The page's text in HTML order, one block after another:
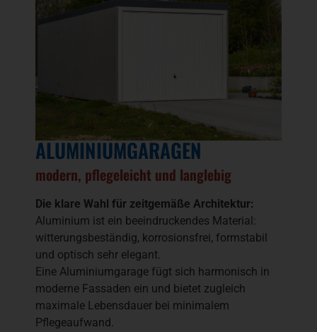
ALUMINIUMGARAGEN
modern, pflegeleicht und langlebig
Die klare Wahl für zeitgemäße Architektur:
Aluminium ist ein beeindruckendes Material:
witterungsbeständig, korrosionsfrei, formstabil
und optisch sehr elegant.
Eine Aluminiumgarage fügt sich harmonisch in
moderne Fassaden ein und bietet zugleich
maximale Lebensdauer bei minimalem
Pflegeaufwand.